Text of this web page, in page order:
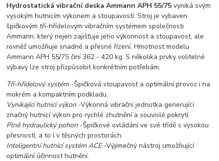
Hydrostatická vibrační deska Ammann APH 55/75 vyniká svým
vysokým hutnicím výkonem a stoupavostí. Stroj je vybaven
špičkovým tří-hřídelovým vibračním systémem společnosti
Ammann, který nejen zajišťuje jeho výkonnost a stoupavost, ale
rovněž umožňuje snadné a přesné řízení. Hmotnost modelu
Ammann APH 55/75 činí 362 - 420 kg. S několika prvky volitelné
výbavy lze stroj přizpůsobit konkrétním potřebám.
Tří-hřídelový systém-Špičková stoupavost a optimální provoz i na
mokrém a kompaktním podkladu.
Vynikající hutnicí výkon -Výkonná vibrační jednotka generující
značný hutnicí výkon pro rychlé zhutnění a souvislé pokrytí.
Plně hydraulický pohon -Špičkové ovládání ve své třídě s vysokou
přesností, a to i v těsných prostorách.
Inteligentní hutnicí systém ACE-Výjimečný nástroj umožňující
optimální účinnost hutnění.